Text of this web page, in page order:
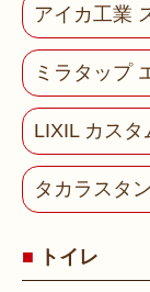
アイカ工業
ミラタップ
LIXIL カスタ
タカラスタ
トイレ